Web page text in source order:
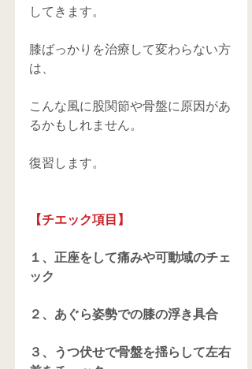
してきます。
膝ばっかりを治療して変わらない方
は、
こんな風に股関節や骨盤に原因があ
るかもしれません。
復習します。
【チエック項目】
１、正座をして痛みや可動域のチェ
ック
２、あぐら姿勢での膝の浮き具合
３、うつ伏せで骨盤を揺らして左右